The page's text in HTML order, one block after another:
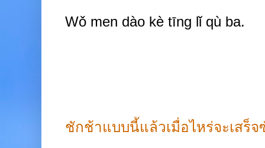
Wǒ men dào kè tīng lǐ qù ba.
ชักช้าแบบนี้แล้วเมื่อไหร่จะเสร็